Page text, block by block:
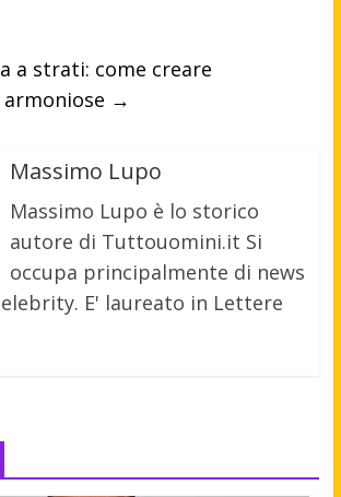
a strati: come creare
→
Massimo Lupo
Massimo Lupo è lo storico
autore di Tuttouomini.it Si
occupa principalmente di news
E' laureato in Lettere